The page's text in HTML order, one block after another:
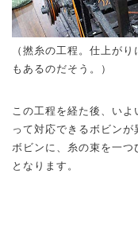
（撚糸の工程。仕上が
もあるのだそう。）
この工程を経た後、い
って対応できるボビン
ボビンに、糸の束を一
となります。